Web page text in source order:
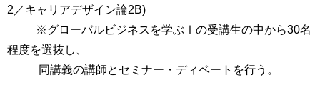
2／キャリアデザイン論2B)
※グローバルビジネスを学ぶⅠの受講生の中から30名
程度を選抜し、
同講義の講師とセミナー・ディベートを行う。